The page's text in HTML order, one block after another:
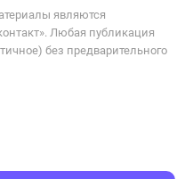
являются
Любая публикация
без предварительного